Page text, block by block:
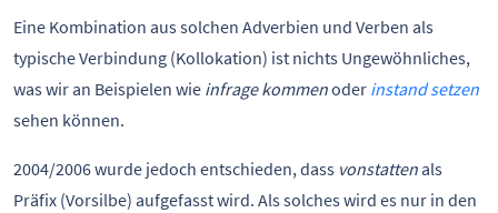
Eine Kombination aus solchen Adverbien und Verben als
typische Verbindung (Kollokation) ist nichts Ungewöhnliches,
was wir an Beispielen wie infrage kommenoder instand setzen
sehen können.
2004/2006 wurde jedoch entschieden, dass vonstattenals
Präfix (Vorsilbe) aufgefasst wird. Als solches wird es nur in den